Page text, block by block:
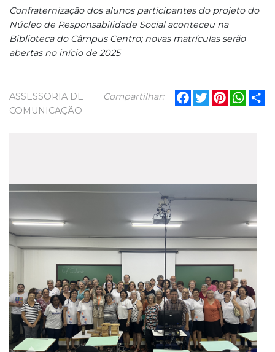
Confraternização dos alunos participantes do projeto do
Núcleo de Responsabilidade Social aconteceu na
Biblioteca do Câmpus Centro; novas matrículas serão
abertas no início de 2025
Compartilhar: Facebook
TwitterPinterest
ASSESSORIA DE
COMUNICAÇÃO